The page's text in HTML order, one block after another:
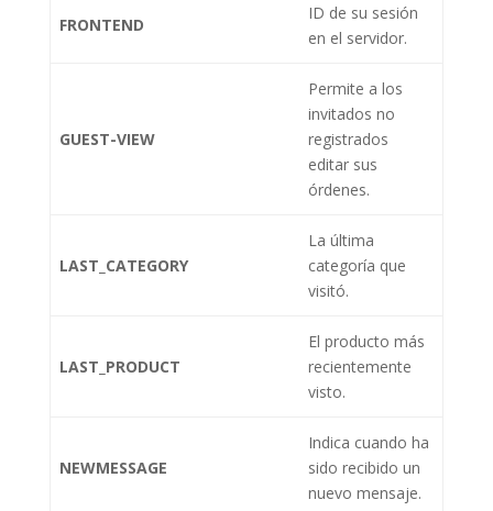
FRONTEND
ID de su sesión
en el servidor.
GUEST-VIEW
Permite a los
invitados no
registrados
editar sus
órdenes.
LAST_CATEGORY
La última
categoría que
visitó.
LAST_PRODUCT
El producto más
recientemente
visto.
NEWMESSAGE
Indica cuando ha
sido recibido un
nuevo mensaje.